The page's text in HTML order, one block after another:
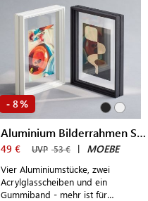
- 8%
Aluminium Bilderrahmen STANDING FRAME A5
49 € UVP 53 € | MOEBE
Vier Aluminiumstücke, zwei
Acrylglasscheiben und ein
Gummiband - mehr ist für